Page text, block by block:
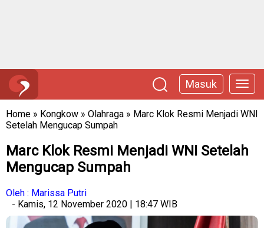
Masuk
Home » Kongkow » Olahraga » Marc Klok Resmi Menjadi WNI
Setelah Mengucap Sumpah
Marc Klok Resmi Menjadi WNI Setelah
Mengucap Sumpah
Oleh : Marissa Putri
- Kamis, 12 November 2020 | 18:47 WIB